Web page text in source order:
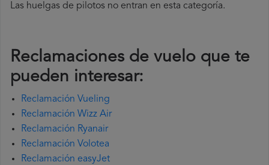
Las huelgas de pilotos no entran en esta categoría.
Reclamaciones de vuelo que te
pueden interesar:
Reclamación Vueling
Reclamación Wizz Air
Reclamación Ryanair
Reclamación Volotea
Reclamación easyJet